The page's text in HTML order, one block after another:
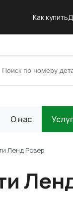
Как купить
О нас
Ленд Ровер